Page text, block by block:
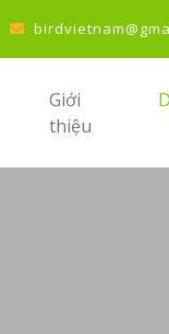
Giới
thiệu